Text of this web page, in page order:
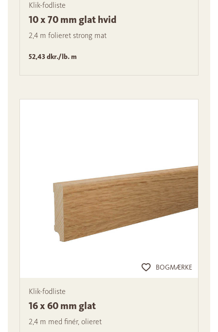
Klik-fodliste
10 x 70 mm glat hvid
2,4 m folieret strong mat
52,43 dkr./lb. m
BOGMÆRKE
Klik-fodliste
16 x 60 mm glat
2,4 m med finér, olieret